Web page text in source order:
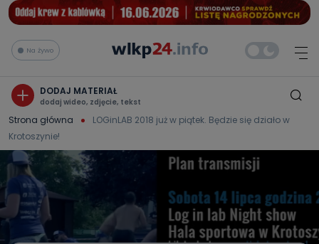
Na żywo
DODAJ MATERIAŁ
dodaj wideo, zdjęcie, tekst
Strona główna
LOGinLAB 2018 już w piątek. Będzie się działo w
Krotoszynie!